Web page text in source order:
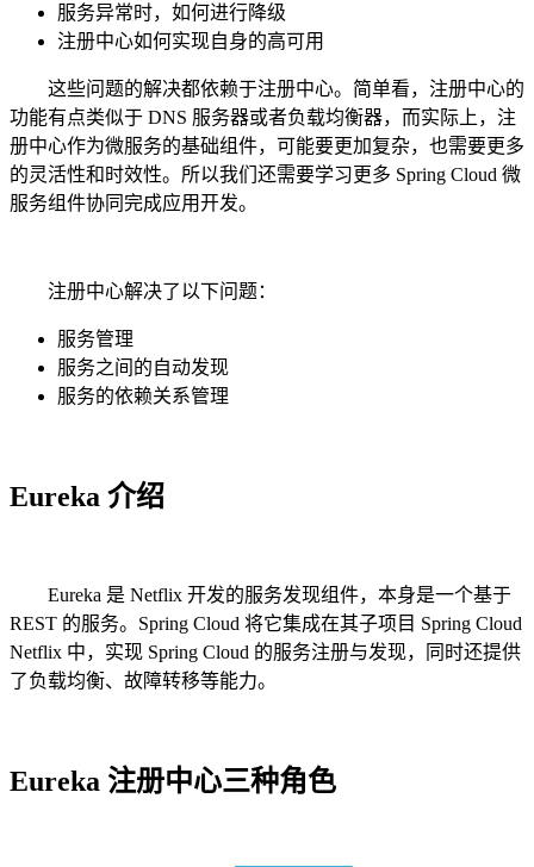
服务异常时，如何进行降级
注册中心如何实现自身的高可用
这些问题的解决都依赖于注册中心。简单看，注册中心的
功能有点类似于 DNS 服务器或者负载均衡器，而实际上，注
册中心作为微服务的基础组件，可能要更加复杂，也需要更多
的灵活性和时效性。所以我们还需要学习更多 Spring Cloud 微
服务组件协同完成应用开发。
注册中心解决了以下问题：
服务管理
服务之间的自动发现
服务的依赖关系管理
Eureka 介绍
Eureka 是 Netflix 开发的服务发现组件，本身是一个基于
REST 的服务。Spring Cloud 将它集成在其子项目 Spring Cloud
Netflix 中，实现 Spring Cloud 的服务注册与发现，同时还提供
了负载均衡、故障转移等能力。
Eureka 注册中心三种角色